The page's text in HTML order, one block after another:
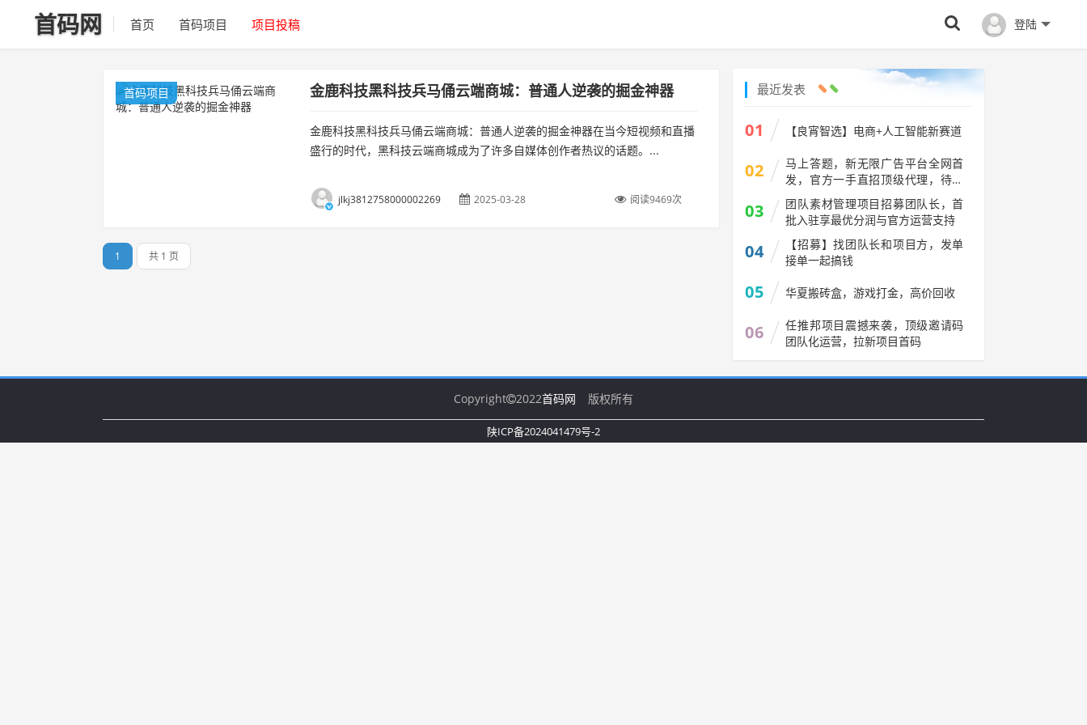
首码网 登陆
首页 首码项目 项目投稿
首码项目 金鹿科技黑科技兵马俑云端商城：普通人逆袭的掘金神器
金鹿科技黑科技兵马俑云端商城：普通人逆袭的掘金神器在当今短视频和直播
盛行的时代，黑科技云端商城成为了许多自媒体创作者热议的话题。...
jlkj3812758000002269 2025-03-28 阅读9469次
1 共 1 页
最近发表
01 【良宵智选】电商+人工智能新赛道
02
马上答题，新无限广告平台全网首
发，官方一手直招顶级代理，待遇
拉满
03
团队素材管理项目招募团队长，首
批入驻享最优分润与官方运营支持
04
【招募】找团队长和项目方，发单
接单一起搞钱
05 华夏搬砖盒，游戏打金，高价回收
06
任推邦项目震撼来袭，顶级邀请码
团队化运营，拉新项目首码
Copyright 2022首码网 版权所有
陕ICP备2024041479号-2